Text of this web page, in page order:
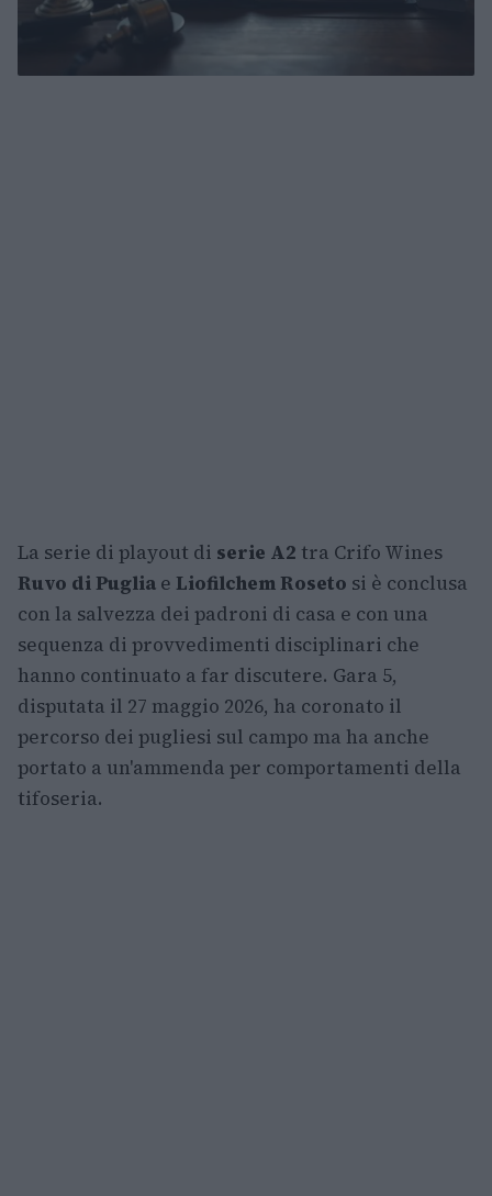
La serie di playout di serie A2 tra Crifo Wines
Ruvo di Puglia e Liofilchem Roseto si è conclusa
con la salvezza dei padroni di casa e con una
sequenza di provvedimenti disciplinari che
hanno continuato a far discutere. Gara 5,
disputata il 27 maggio 2026, ha coronato il
percorso dei pugliesi sul campo ma ha anche
portato a un'ammenda per comportamenti della
tifoseria.